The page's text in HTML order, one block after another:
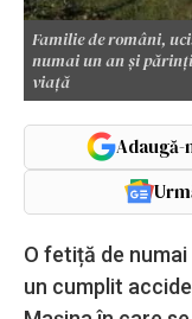
Familie de români,
numai un an și
viață
Adaugă-
O fetiță de
un cumplit